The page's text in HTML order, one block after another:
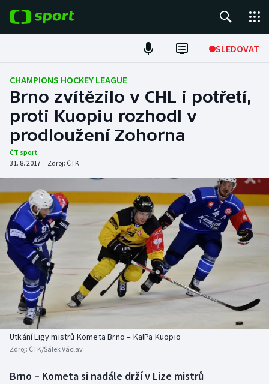
SLEDOVAT
Fotbal
Hokej
Tenis
Atletika
Cyklistika
DALŠÍ SPORTY
Americký fotbal
Baseball a softbal
Basketbal
Biatlon
NEPŘEHLÉDNĚTE
Soutěže
Historické návraty
Aplikace ČT sport
CHAMPIONS HOCKEY LEAGUE
Brno zvítězilo v CHL i potřetí,
proti Kuopiu rozhodl v
prodloužení Zohorna
ČT sport
31. 8. 2017 | Zdroj: ČTK
Utkání Ligy mistrů Kometa Brno – KalPa Kuopio
Zdroj: ČTK/Šálek Václav
Brno – Kometa si nadále drží v Lize mistrů